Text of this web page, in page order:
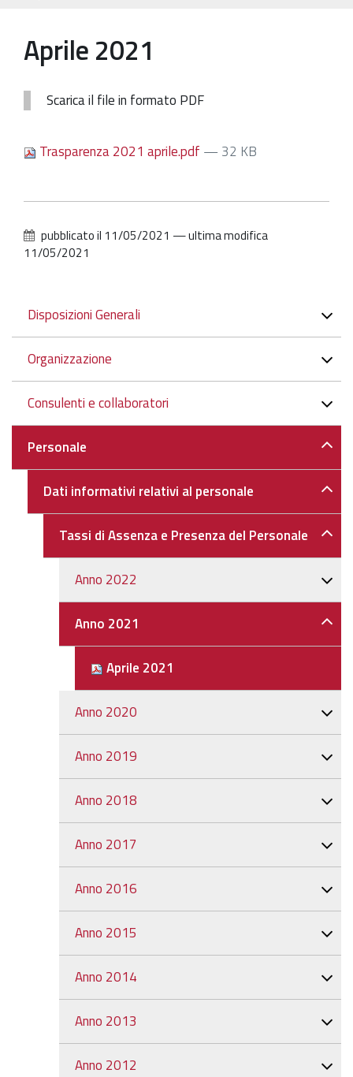
Ufficio Esportazione
Ufficio Tutela
Galleria
Aprile 2021
Scarica il file in formato PDF
Trasparenza 2021 aprile.pdf — 32 KB
pubblicato il 11/05/2021 —ultima modifica
11/05/2021
Navigazione
Disposizioni Generali
Organizzazione
Consulenti e collaboratori
Personale
Dati informativi relativi al personale
Tassi di Assenza e Presenza del Personale
Anno 2022
Anno 2021
Aprile 2021
Anno 2020
Anno 2019
Anno 2018
Anno 2017
Anno 2016
Anno 2015
Anno 2014
Anno 2013
Anno 2012